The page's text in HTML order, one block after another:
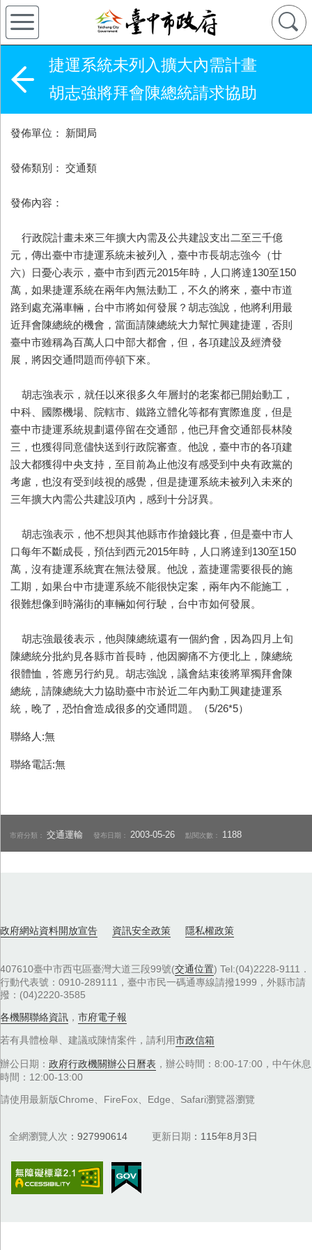
捷運系統未列入擴大內需計畫
胡志強將拜會陳總統請求協助
發佈單位： 新聞局
發佈類別： 交通類
發佈內容：
行政院計畫未來三年擴大內需及公共建設支出二至三千億
元，傳出臺中市捷運系統未被列入，臺中市長胡志強今（廿
六）日憂心表示，臺中市到西元2015年時，人口將達130至150
萬，如果捷運系統在兩年內無法動工，不久的將來，臺中市道
路到處充滿車輛，台中市將如何發展？胡志強說，他將利用最
近拜會陳總統的機會，當面請陳總統大力幫忙興建捷運，否則
臺中市雖稱為百萬人口中部大都會，但，各項建設及經濟發
展，將因交通問題而停頓下來。
胡志強表示，就任以來很多久年層封的老案都已開始動工，
中科、國際機場、院轄市、鐵路立體化等都有實際進度，但是
臺中市捷運系統規劃還停留在交通部，他已拜會交通部長林陵
三，也獲得同意儘快送到行政院審查。他說，臺中市的各項建
設大都獲得中央支持，至目前為止他沒有感受到中央有政黨的
考慮，也沒有受到歧視的感覺，但是捷運系統未被列入未來的
三年擴大內需公共建設項內，感到十分訝異。
胡志強表示，他不想與其他縣市作搶錢比賽，但是臺中市人
口每年不斷成長，預估到西元2015年時，人口將達到130至150
萬，沒有捷運系統實在無法發展。他說，蓋捷運需要很長的施
工期，如果台中市捷運系統不能很快定案，兩年內不能施工，
很難想像到時滿街的車輛如何行駛，台中市如何發展。
胡志強最後表示，他與陳總統還有一個約會，因為四月上旬
陳總統分批約見各縣市首長時，他因腳痛不方便北上，陳總統
很體恤，答應另行約見。胡志強說，議會結束後將單獨拜會陳
總統，請陳總統大力協助臺中市於近二年內動工興建捷運系
統，晚了，恐怕會造成很多的交通問題。（5/26*5）
聯絡人:無
聯絡電話:無
市府分類：交通運輸 發布日期： 2003-05-26 點閱次數： 1188
政府網站資料開放宣告 資訊安全政策 隱私權政策
407610臺中市西屯區臺灣大道三段99號(交通位置) Tel:(04)2228-9111．
行動代表號：0910-289111，臺中市民一碼通專線請撥1999，外縣市請
撥：(04)2220-3585
各機關聯絡資訊 ， 市府電子報
若有具體檢舉、建議或陳情案件，請利用市政信箱
辦公日期： 政府行政機關辦公日曆表 ，辦公時間：8:00-17:00，中午休息
時間：12:00-13:00
請使用最新版Chrome、FireFox、Edge、Safari瀏覽器瀏覽
全網瀏覽人次 927990614 更新日期 115年8月3日